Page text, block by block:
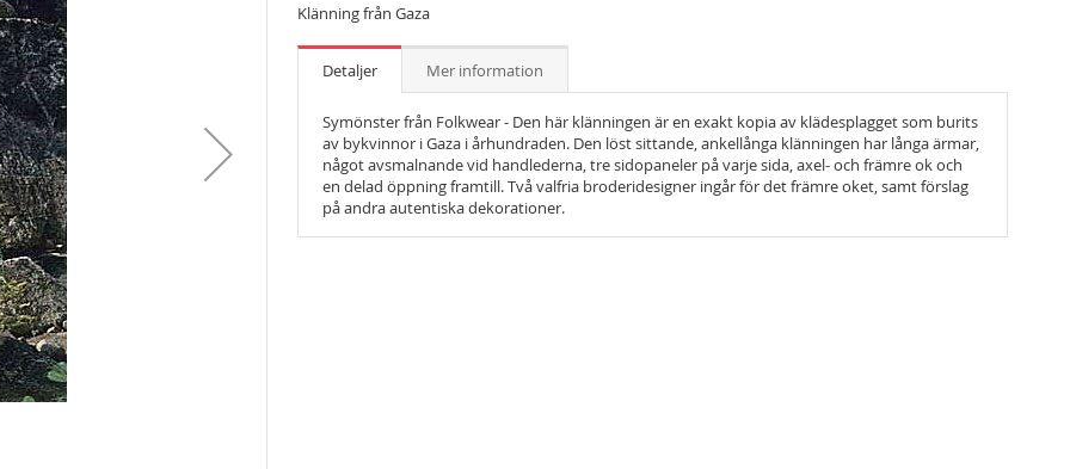
Klänning från Gaza
Detaljer
Symönster från Folkwear - Den här klänningen är en exakt kopia av klädesplagget som burits
av bykvinnor i Gaza i århundraden. Den löst sittande, ankellånga klänningen har långa ärmar,
något avsmalnande vid handlederna, tre sidopaneler på varje sida, axel- och främre ok och
en delad öppning framtill. Två valfria broderidesigner ingår för det främre oket, samt förslag
på andra autentiska dekorationer.
Mer information